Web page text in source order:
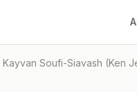
Soufi-Siavash (Ken